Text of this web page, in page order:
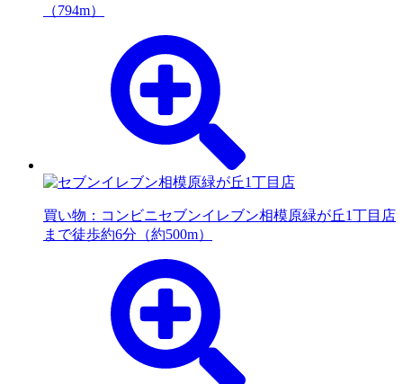
（794m）
買い物：コンビニセブンイレブン相模原緑が丘1丁目店
まで徒歩約6分（約500m）